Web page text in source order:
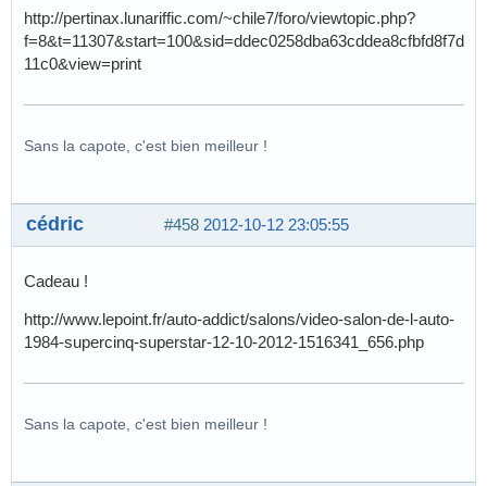
http://pertinax.lunariffic.com/~chile7/foro/viewtopic.php?
f=8&t=11307&start=100&sid=ddec0258dba63cddea8cfbfd8f7d
11c0&view=print
Sans la capote, c'est bien meilleur !
#458 2012-10-12 23:05:55
cédric
Cadeau !
http://www.lepoint.fr/auto-addict/salons/video-salon-de-l-auto-
1984-supercinq-superstar-12-10-2012-1516341_656.php
Sans la capote, c'est bien meilleur !